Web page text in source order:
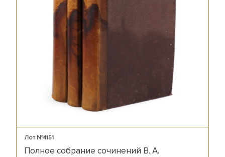
Лот №4151
Полное собрание сочинений В. А.